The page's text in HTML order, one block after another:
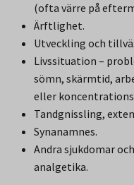
(ofta värre på
Ärftlighet.
Utveckling och
Livssituation –
sömn, skärmtid,
eller
Tandgnissling,
Synanamnes.
Andra sjukdomar
analgetika.